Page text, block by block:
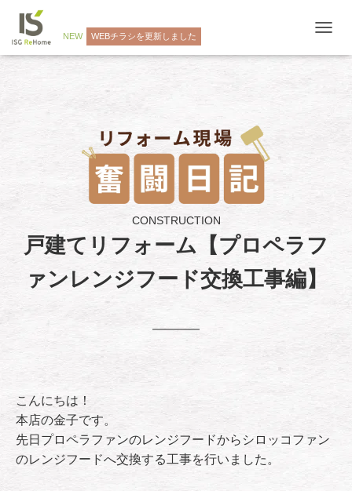
NEW WEBチラシを更新しました
ビ
戸建てリフォーム【プロペラフ
ァンレンジフード交換工事編】
CONSTRUCTION
こんにちは！
本店の金子です。
先日プロペラファンのレンジフードからシロッコファン
のレンジフードへ交換する工事を行いました。